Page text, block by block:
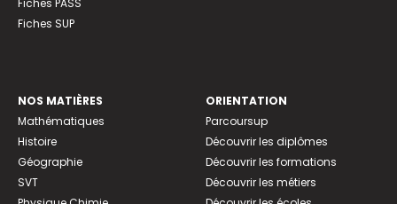
Fiches SUP
NOS MATIÈRES
Mathématiques
Histoire
Géographie
SVT
ORIENTATION
Parcoursup
Découvrir les diplômes
Découvrir les formations
Découvrir les métiers